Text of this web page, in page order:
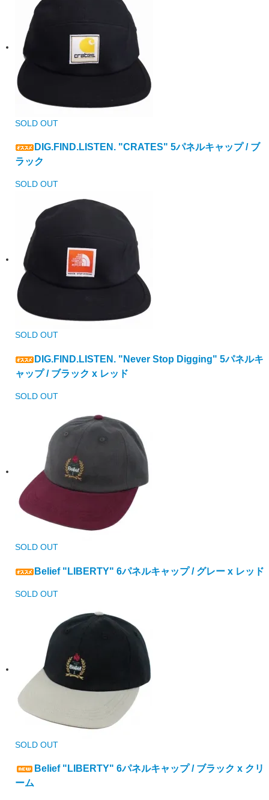
SOLD OUT
DIG.FIND.LISTEN. "CRATES" 5パネルキャップ / ブ
ラック
SOLD OUT
SOLD OUT
DIG.FIND.LISTEN. "Never Stop Digging" 5パネルキ
ャップ / ブラック x レッド
SOLD OUT
SOLD OUT
Belief "LIBERTY" 6パネルキャップ / グレー x レッド
SOLD OUT
SOLD OUT
Belief "LIBERTY" 6パネルキャップ / ブラック x クリ
ーム